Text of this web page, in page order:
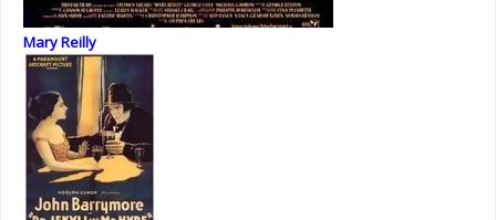
Mary Reilly